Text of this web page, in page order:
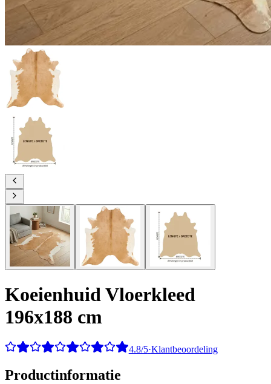
Koeienhuid Vloerkleed
196x188 cm
4.8/5·Klantbeoordeling
Productinformatie